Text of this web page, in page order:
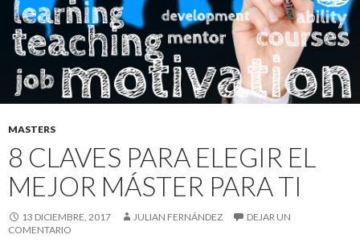
MASTERS
8 CLAVES PARA ELEGIR EL
MEJOR MÁSTER PARA TI
13 DICIEMBRE, 2017 JULIAN FERNÁNDEZ
DEJAR UN
COMENTARIO